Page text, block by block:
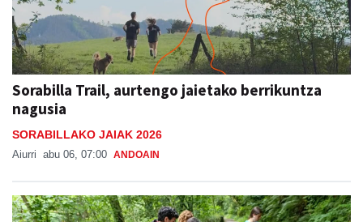
Sorabilla Trail, aurtengo jaietako berrikuntza
nagusia
SORABILLAKO JAIAK 2026
Aiurri abu 06, 07:00 ANDOAIN